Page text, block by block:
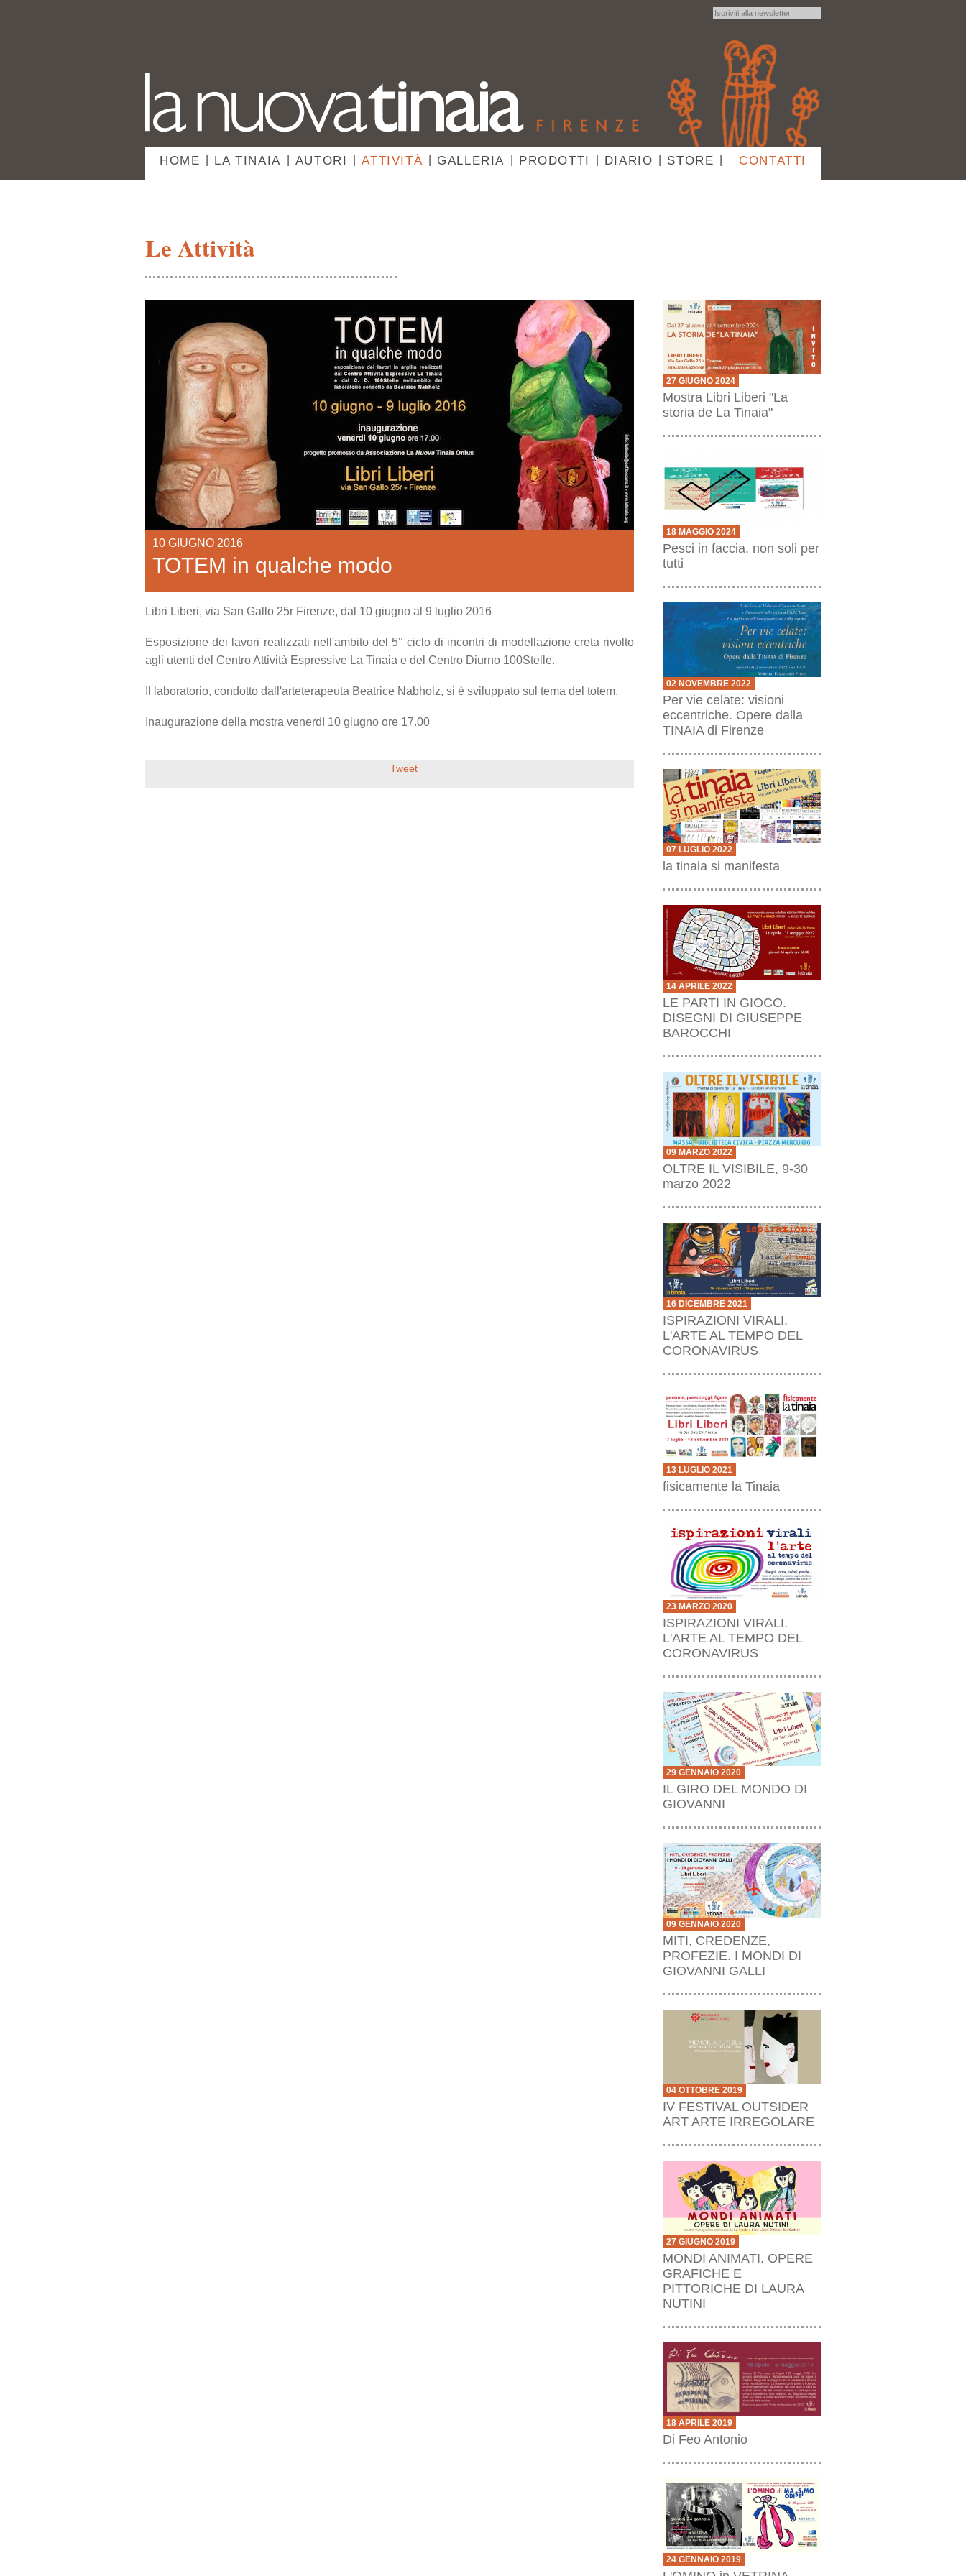
HOME LA TINAIA AUTORI ATTIVITÀ GALLERIA PRODOTTI DIARIO STORE CONTATTI
Le Attività
10 GIUGNO 2016
TOTEM in qualche modo
Libri Liberi, via San Gallo 25r Firenze, dal 10 giugno al 9 luglio 2016
Esposizione dei lavori realizzati nell'ambito del 5° ciclo di incontri di modellazione creta rivolto
agli utenti del Centro Attività Espressive La Tinaia e del Centro Diurno 100Stelle.
Il laboratorio, condotto dall'arteterapeuta Beatrice Nabholz, si è sviluppato sul tema del totem.
Inaugurazione della mostra venerdì 10 giugno ore 17.00
Tweet
27 GIUGNO 2024
Mostra Libri Liberi "La
storia de La Tinaia"
18 MAGGIO 2024
Pesci in faccia, non soli per
tutti
02 NOVEMBRE 2022
Per vie celate: visioni
eccentriche. Opere dalla
TINAIA di Firenze
07 LUGLIO 2022
la tinaia si manifesta
14 APRILE 2022
LE PARTI IN GIOCO.
DISEGNI DI GIUSEPPE
BAROCCHI
09 MARZO 2022
OLTRE IL VISIBILE, 9-30
marzo 2022
16 DICEMBRE 2021
ISPIRAZIONI VIRALI.
L'ARTE AL TEMPO DEL
CORONAVIRUS
13 LUGLIO 2021
fisicamente la Tinaia
23 MARZO 2020
ISPIRAZIONI VIRALI.
L'ARTE AL TEMPO DEL
CORONAVIRUS
29 GENNAIO 2020
IL GIRO DEL MONDO DI
GIOVANNI
09 GENNAIO 2020
MITI, CREDENZE,
PROFEZIE. I MONDI DI
GIOVANNI GALLI
04 OTTOBRE 2019
IV FESTIVAL OUTSIDER
ART ARTE IRREGOLARE
27 GIUGNO 2019
MONDI ANIMATI. OPERE
GRAFICHE E
PITTORICHE DI LAURA
NUTINI
18 APRILE 2019
Di Feo Antonio
24 GENNAIO 2019